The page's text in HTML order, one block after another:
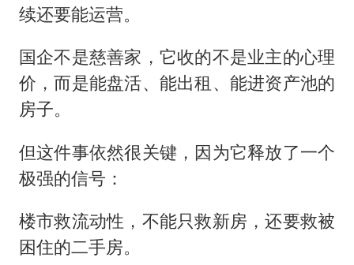
续还要能运营。
国企不是慈善家，它收的不是业主的心理
价，而是能盘活、能出租、能进资产池的
房子。
但这件事依然很关键，因为它释放了一个
极强的信号：
楼市救流动性，不能只救新房，还要救被
困住的二手房。